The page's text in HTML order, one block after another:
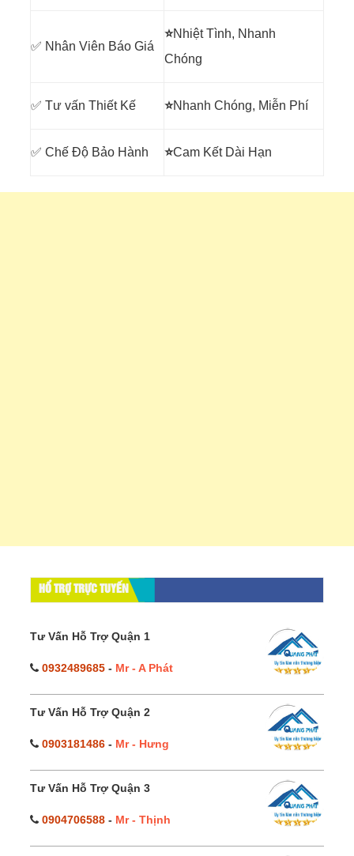
✅ Nhân Viên Báo Giá
⭐Nhiệt Tình, Nhanh
Chóng
✅ Tư vấn Thiết Kế ⭐Nhanh Chóng, Miễn Phí
✅ Chế Độ Bảo Hành ⭐Cam Kết Dài Hạn
HỔ TRỢ TRỰC TUYẾN
Tư Vấn Hỗ Trợ Quận 1
0932489685 - Mr - A Phát
Tư Vấn Hỗ Trợ Quận 2
0903181486 - Mr - Hưng
Tư Vấn Hỗ Trợ Quận 3
0904706588 - Mr - Thịnh